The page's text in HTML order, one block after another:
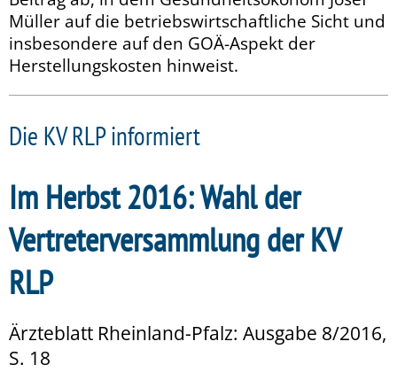
Müller auf die betriebswirtschaftliche Sicht und
insbesondere auf den GOÄ-Aspekt der
Herstellungskosten hinweist.
Die KV RLP informiert
Im Herbst 2016: Wahl der
Vertreterversammlung der KV
RLP
Ärzteblatt Rheinland-Pfalz: Ausgabe 8/2016,
S. 18